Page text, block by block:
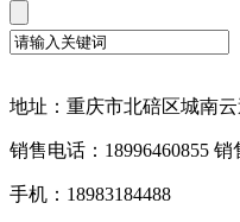
地址：重庆市北碚区城南
销售电话：18996460855 销
手机：18983184488